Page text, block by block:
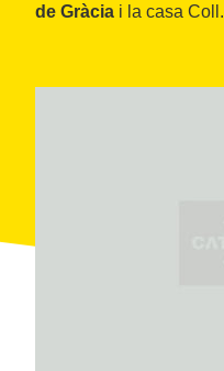
de Gràcia i la casa Coll.